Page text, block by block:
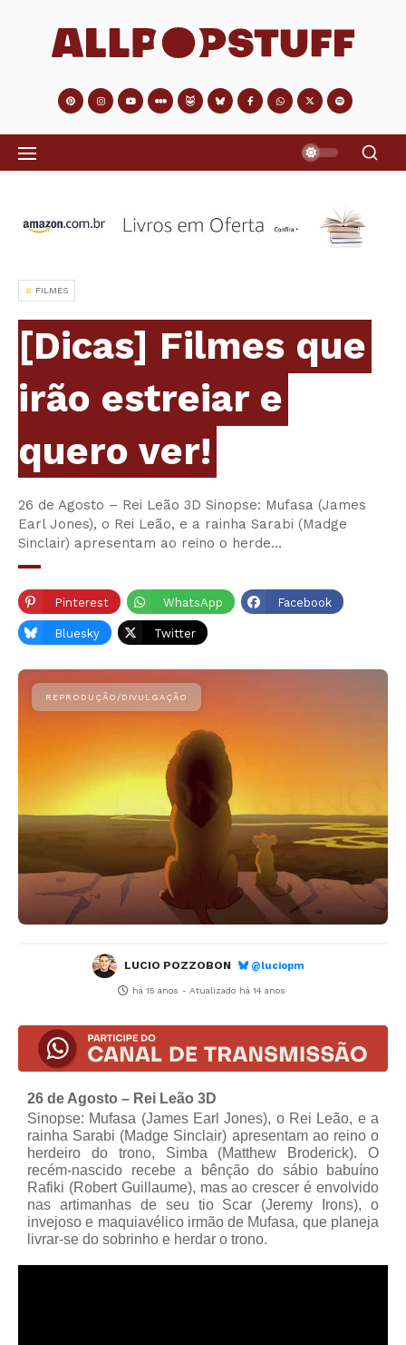
FILMES
[Dicas] Filmes que
irão estreiar e
quero ver!
26 de Agosto – Rei Leão 3D Sinopse: Mufasa (James
Earl Jones), o Rei Leão, e a rainha Sarabi (Madge
Sinclair) apresentam ao reino o herde…
Pinterest WhatsApp Facebook
Bluesky Twitter
LUCIO POZZOBON @luciopm
há 15 anos - Atualizado há 14 anos
26 de Agosto – Rei Leão 3D
Sinopse: Mufasa (James Earl Jones), o Rei Leão, e a
rainha Sarabi (Madge Sinclair) apresentam ao reino o
herdeiro do trono, Simba (Matthew Broderick). O
recém-nascido recebe a bênção do sábio babuíno
Rafiki (Robert Guillaume), mas ao crescer é envolvido
nas artimanhas de seu tio Scar (Jeremy Irons), o
invejoso e maquiavélico irmão de Mufasa, que planeja
livrar-se do sobrinho e herdar o trono.